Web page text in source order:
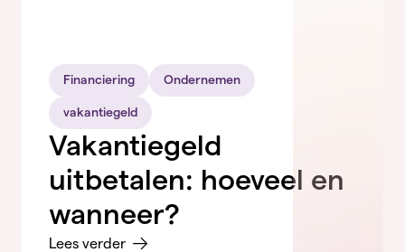
Financiering Ondernemen
vakantiegeld
Vakantiegeld
uitbetalen: hoeveel en
wanneer?
Lees verder